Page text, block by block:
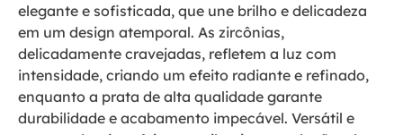
elegante e sofisticada, que une brilho e delicadeza
em um design atemporal. As zircônias,
delicadamente cravejadas, refletem a luz com
intensidade, criando um efeito radiante e refinado,
enquanto a prata de alta qualidade garante
durabilidade e acabamento impecável. Versátil e